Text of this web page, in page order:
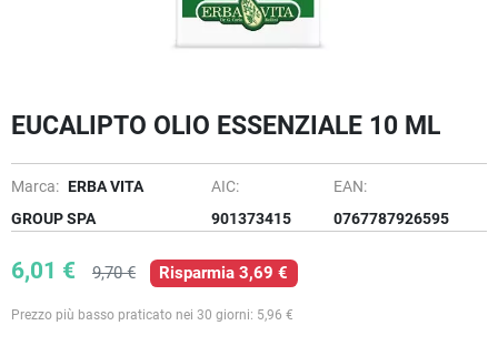
EUCALIPTO OLIO ESSENZIALE 10 ML
Marca: ERBA VITA
GROUP SPA
AIC:
901373415
EAN:
0767787926595
6,01 € 9,70 € Risparmia 3,69 €
Prezzo più basso praticato nei 30 giorni: 5,96 €